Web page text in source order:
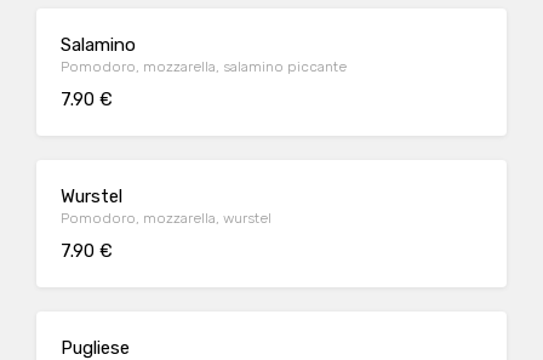
Salamino
Pomodoro, mozzarella, salamino piccante
7.90 €
Wurstel
Pomodoro, mozzarella, wurstel
7.90 €
Pugliese